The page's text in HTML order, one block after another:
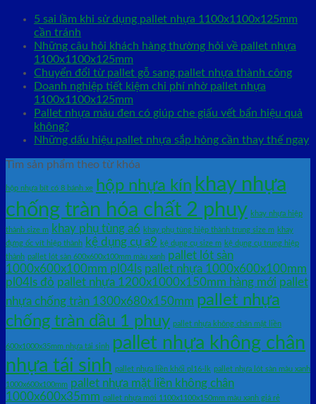
5 sai lầm khi sử dụng pallet nhựa 1100x1100x125mm
cần tránh
Những câu hỏi khách hàng thường hỏi về pallet nhựa
1100x1100x125mm
Chuyển đổi từ pallet gỗ sang pallet nhựa thành công
Doanh nghiệp tiết kiệm chi phí nhờ pallet nhựa
1100x1100x125mm
Pallet nhựa màu đen có giúp che giấu vết bẩn hiệu quả
không?
Những dấu hiệu pallet nhựa sắp hỏng cần thay thế ngay
Tìm sản phẩm theo từ khóa
hộp nhựa bít có 8 bánh xe hộp nhựa kín khay nhựa
chống tràn hóa chất 2 phuy khay nhựa hiệp
thành size m khay phụ tùng a6 khay phụ tùng hiệp thành trung size m khay
đựng ốc vít hiệp thành kệ dụng cụ a9 kệ dụng cụ size m kệ dụng cụ trung hiệp
thành pallet lót sàn 600x600x100mm màu xanh pallet lót sàn
1000x600x100mm pl04ls pallet nhựa 1000x600x100mm
pl04ls đỏ pallet nhựa 1200x1000x150mm hàng mới pallet
nhựa chống tràn 1300x680x150mm pallet nhựa
chống tràn dầu 1 phuy pallet nhựa không chân mặt liền
600x1000x35mm nhựa tái sinh pallet nhựa không chân
nhựa tái sinh pallet nhựa liền khối pl16-lk pallet nhựa lót sàn màu xanh
1000x600x100mm pallet nhựa mặt liền không chân
1000x600x35mm pallet nhựa mới 1100x1100x150mm màu xanh giá rẻ